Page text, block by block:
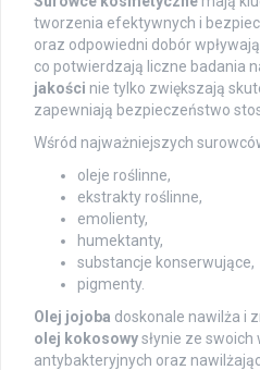
tworzenia efektywnych i
oraz odpowiedni dobór
co potwierdzają liczne badania
jakości nie tylko zwiększają
zapewniają bezpieczeństwo
Wśród najważniejszych
oleje roślinne,
ekstrakty roślinne,
emolienty,
humektanty,
substancje konserwujące,
pigmenty.
Olej jojoba doskonale nawilża i
olej kokosowysłynie ze swoich
antybakteryjnych oraz